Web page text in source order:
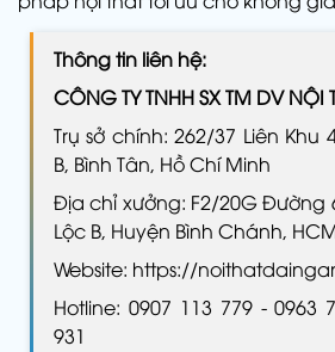
Thông tin liên hệ:
CÔNG TY TNHH SX TM DV
Trụ sở chính: 262/37 Liên Khu
B, Bình Tân, Hồ Chí Minh
Địa chỉ xưởng: F2/20G Đường
Lộc B, Huyện Bình Chánh,
Website: https://
Hotline: 0907 113 779 - 0963
931